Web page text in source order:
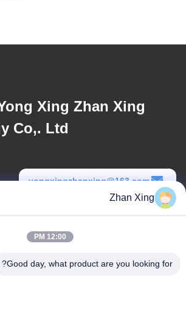
Xing Zhan Xing
Co,. Ltd.
yongxingzhanxing@163.com
Zhan Xing
12:00 PM
Good day, what product are you looking for?